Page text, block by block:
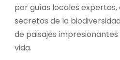
por guías locales
secretos de la
de paisajes
vida.